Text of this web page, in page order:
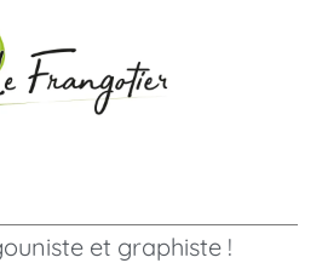
et graphiste !